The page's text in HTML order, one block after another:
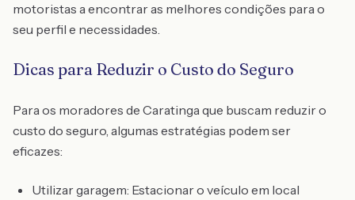
motoristas a encontrar as melhores condições para o
seu perfil e necessidades.
Dicas para Reduzir o Custo do Seguro
Para os moradores de Caratinga que buscam reduzir o
custo do seguro, algumas estratégias podem ser
eficazes:
Utilizar garagem: Estacionar o veículo em local